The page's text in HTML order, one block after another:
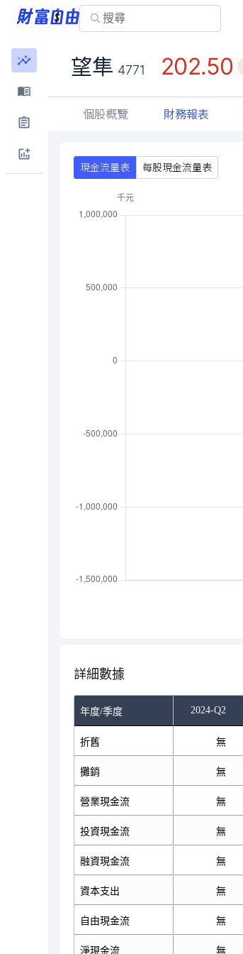
望隼 4771 202.50
個股概覽 財務報表
現金流量表 每股現金流量表
詳細數據
年度/季度
2024-Q1 2024-Q2
折舊
攤銷
營業現金流
投資現金流
融資現金流
資本支出
自由現金流
淨現金流
80,197 無
無
389,411 無
-202,025 無
800,065 無
-198,131 無
191,280 無
987,451 無